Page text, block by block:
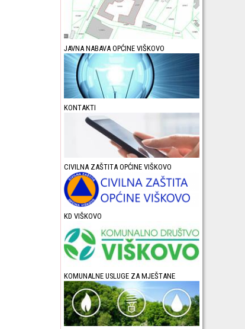
JAVNA NABAVA OPĆINE VIŠKOVO
KONTAKTI
CIVILNA ZAŠTITA OPĆINE VIŠKOVO
KD VIŠKOVO
KOMUNALNE USLUGE ZA MJEŠTANE